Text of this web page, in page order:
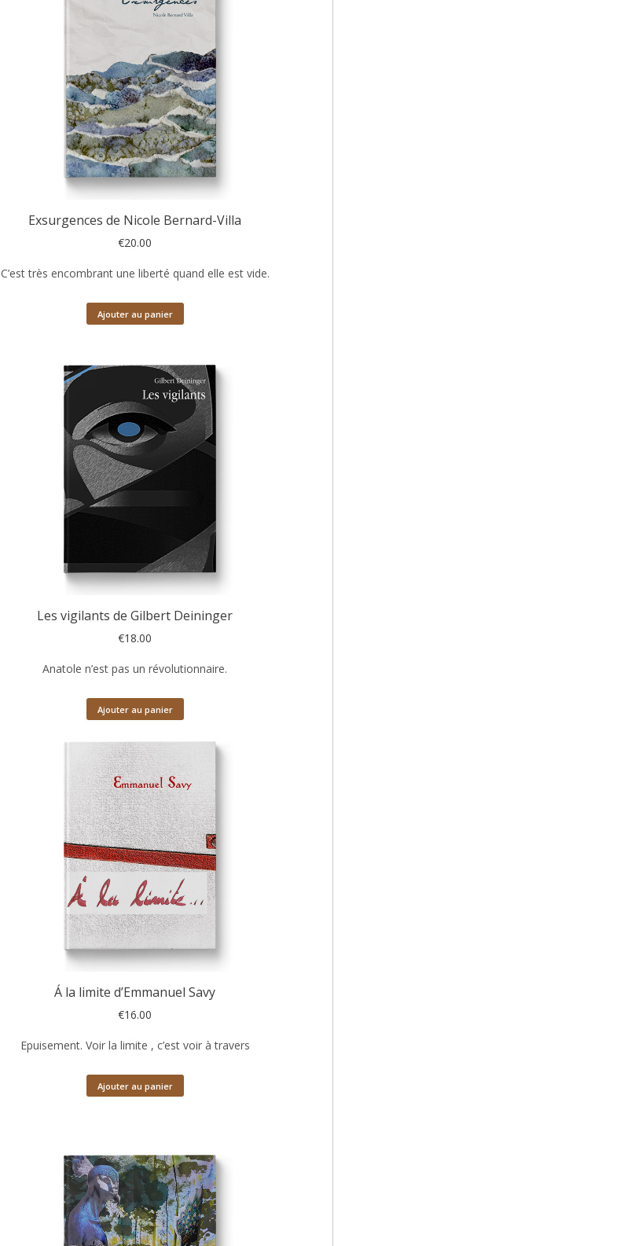
Exsurgences de Nicole Bernard-Villa
€20.00
C’est très encombrant une liberté quand elle est vide.
Ajouter au panier
Les vigilants de Gilbert Deininger
€18.00
Anatole n’est pas un révolutionnaire.
Ajouter au panier
Á la limite d’Emmanuel Savy
€16.00
Epuisement. Voir la limite , c’est voir à travers
Ajouter au panier